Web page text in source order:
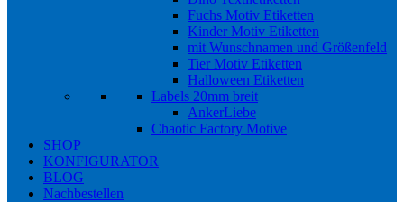
Fuchs Motiv Etiketten
Kinder Motiv Etiketten
mit Wunschnamen und Größenfeld
Tier Motiv Etiketten
Halloween Etiketten
Labels 20mm breit
AnkerLiebe
Chaotic Factory Motive
SHOP
KONFIGURATOR
BLOG
Nachbestellen